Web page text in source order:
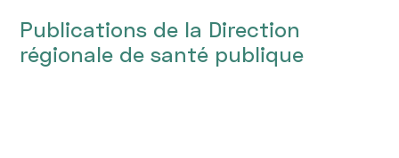
Publications de la Direction
régionale de santé publique